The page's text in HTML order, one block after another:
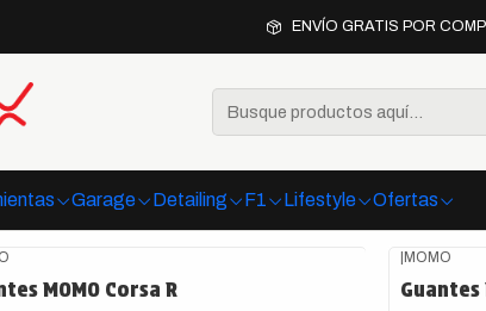
Garage Detailing F1 Lifestyle Ofertas
ENVÍO GRATIS POR
Inicio Racing
Guantes
para maximizar el agarre, la sensibilidad y el
MOMO Corsa R
|MOMO
Guantes